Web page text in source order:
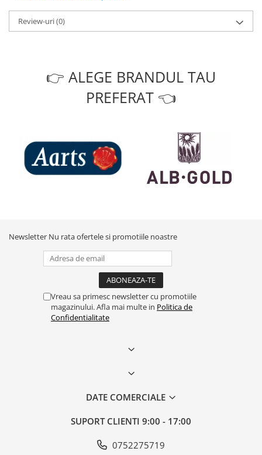
Review-uri(0)
👉 ALEGE BRANDUL TAU
PREFERAT 👈
Newsletter Nu rata ofertele si promotiile noastre
Vreau sa primesc newsletter cu promotiile
magazinului. Afla mai multe in Politica de
Confidentialitate
DATE COMERCIALE
SUPORT CLIENTI 9:00 - 17:00
0752275719